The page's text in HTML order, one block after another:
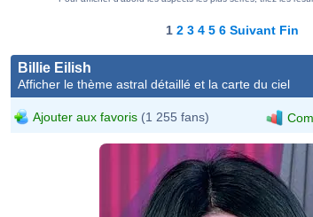
1 2 3 4 5 6 Suivant Fin
Billie Eilish
Afficher le thème astral détaillé et la carte du ciel
Ajouter aux favoris (1 255 fans)